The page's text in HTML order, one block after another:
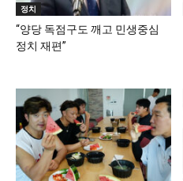
정치
“양당 독점구도 깨고 민생중심
정치 재편”